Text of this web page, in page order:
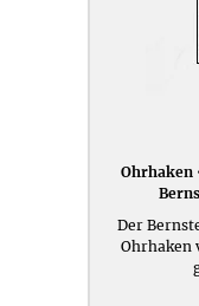
Ohrhaken
Der
Ohrhaken